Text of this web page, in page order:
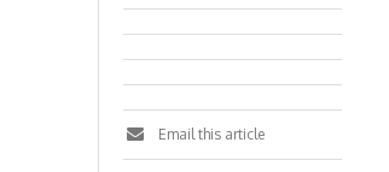
Email this article